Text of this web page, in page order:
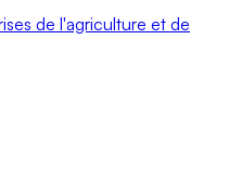
de l'agriculture et de